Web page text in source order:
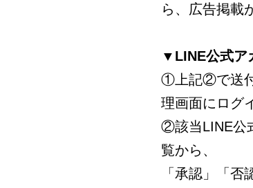
ら、広告掲載
▼LINE公式ア
①上記②で送付
理画面にログ
②該当LINE公
覧から、
「承認」「